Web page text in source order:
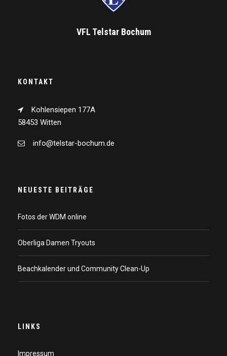
VFL Telstar Bochum
KONTAKT
Kohlensiepen 177A
58453 Witten
info@telstar-bochum.de
NEUESTE BEITRÄGE
Fotos der WDM online
Oberliga Damen Tryouts
Beachkalender und Community Clean-Up
LINKS
Impressum